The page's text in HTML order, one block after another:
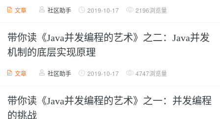
文章 社区助手 2019-10-17 2196浏览量
带你读《Java并发编程的艺术》之二：Java并发
机制的底层实现原理
文章 社区助手 2019-10-17 4747浏览量
带你读《Java并发编程的艺术》之一：并发编程
的挑战